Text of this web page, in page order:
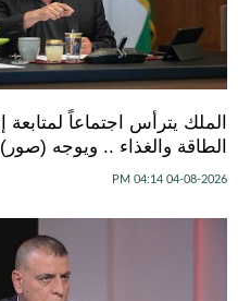
الملك يترأس اجتماعاً
الطاقة والغذاء .. ويوجه (صور)
04-08-2026 04:14 PM